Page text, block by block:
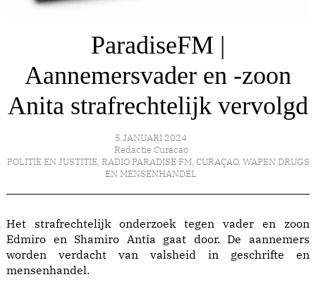
ParadiseFM |
Aannemersvader en -zoon
Anita strafrechtelijk vervolgd
5 JANUARI 2024
Redactie Curacao
POLITIE EN JUSTITIE, RADIO PARADISE FM, CURAÇAO, WAPEN DRUGS
EN MENSENHANDEL
Het strafrechtelijk onderzoek tegen vader en zoon
Edmiro en Shamiro Antia gaat door. De aannemers
worden verdacht van valsheid in geschrifte en
mensenhandel.